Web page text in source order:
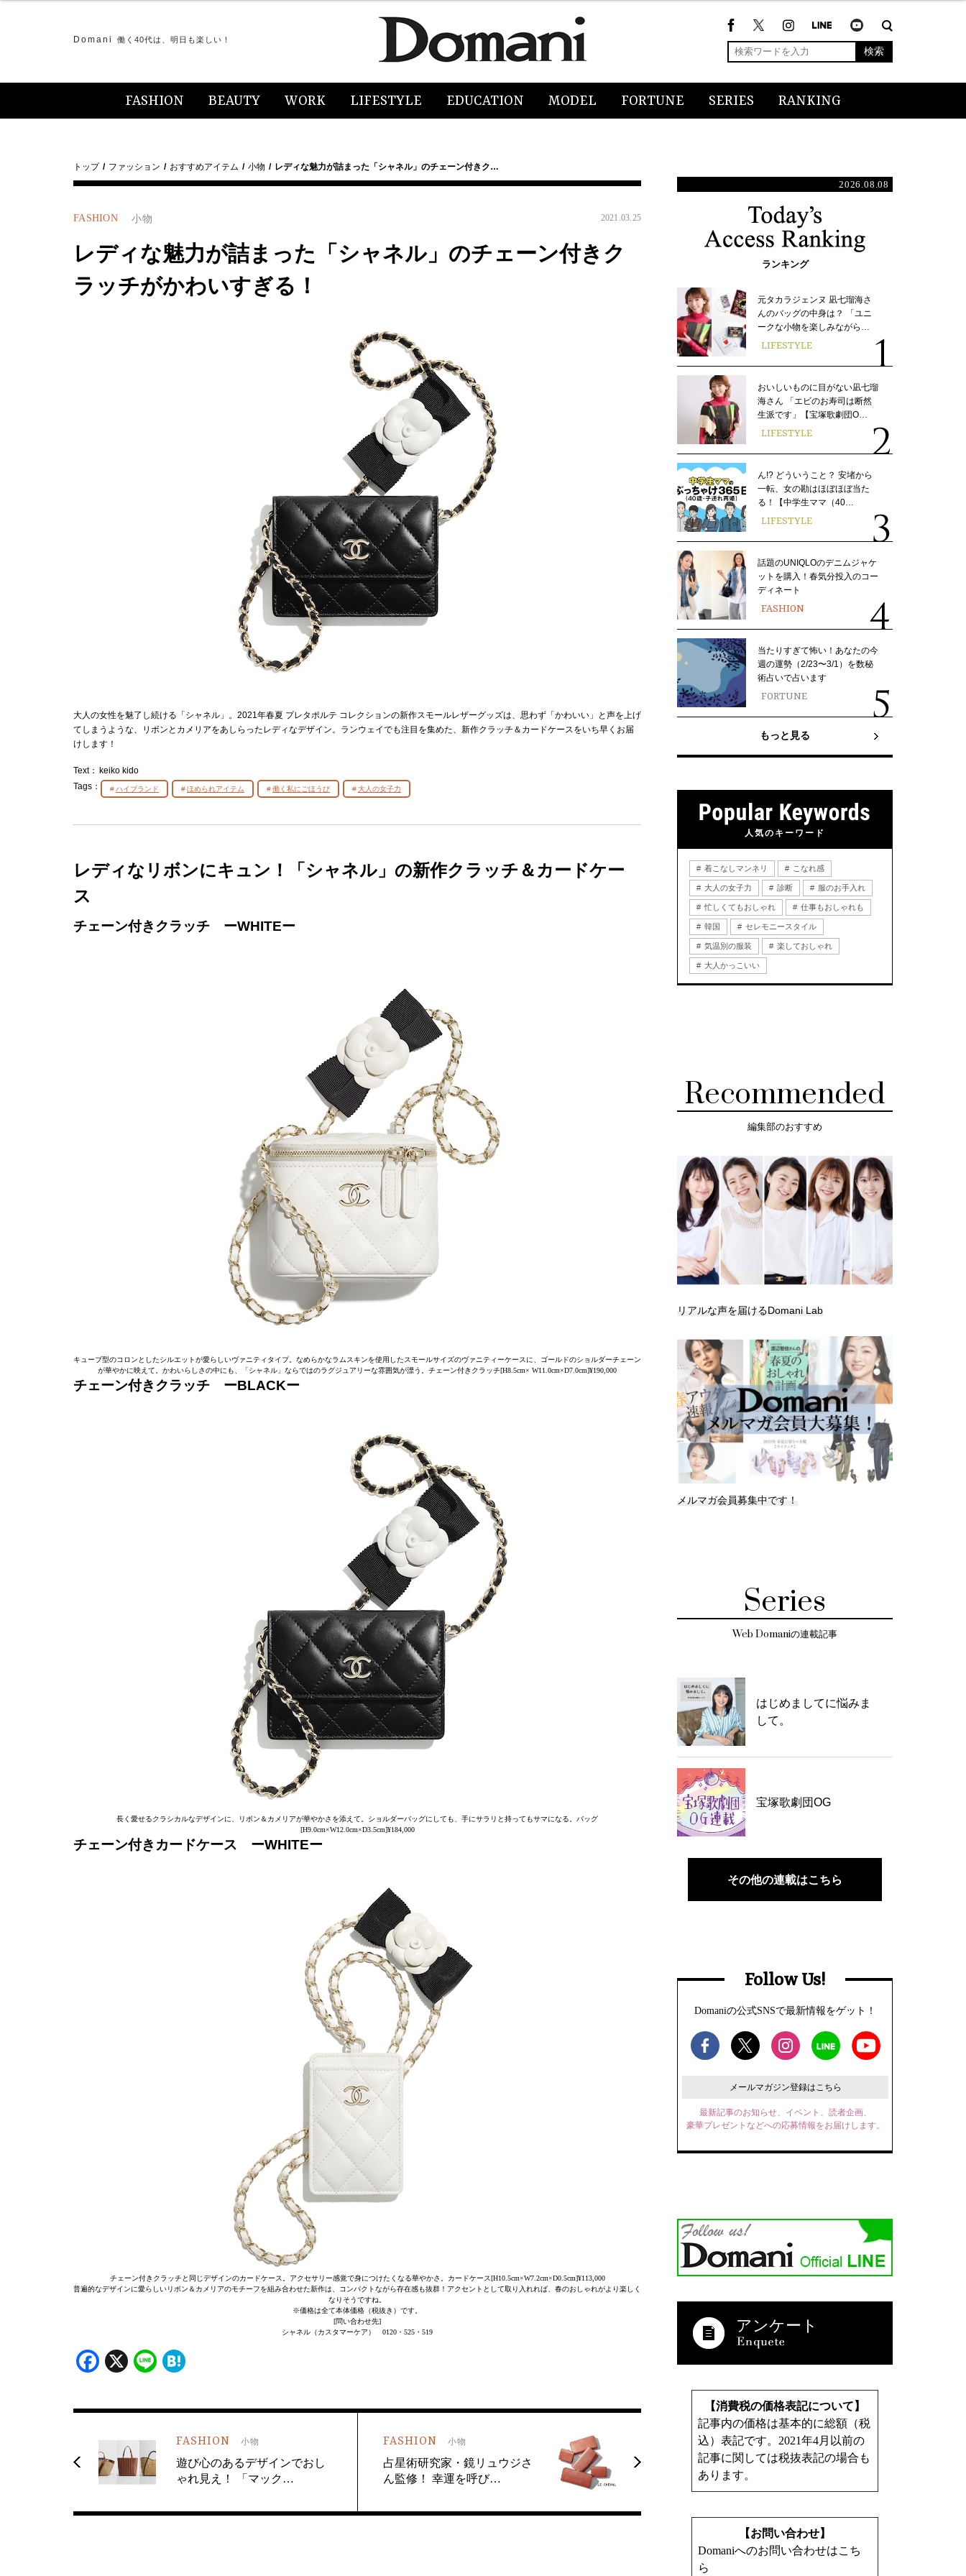
Domani 働く40代は、明日も楽しい！
検索
FASHION BEAUTY WORK LIFESTYLE EDUCATION MODEL FORTUNE SERIES RANKING
トップ ファッション おすすめアイテム 小物 レディな魅力が詰まった「シャネル」のチェーン付きク…
FASHION 小物 2021.03.25
レディな魅力が詰まった「シャネル」のチェーン付きク
ラッチがかわいすぎる！
大人の女性を魅了し続ける「シャネル」。2021年春夏 プレタポルテ コレクションの新作スモールレザーグッズは、思わず「かわいい」と声を上げ
てしまうような、リボンとカメリアをあしらったレディなデザイン。ランウェイでも注目を集めた、新作クラッチ＆カードケースをいち早くお届
けします！
Text： keiko kido
Tags：
ハイブランド ほめられアイテム 働く私にごほうび 大人の女子力
レディなリボンにキュン！「シャネル」の新作クラッチ＆カードケー
ス
チェーン付きクラッチ ーWHITEー
キューブ型のコロンとしたシルエットが愛らしいヴァニティタイプ。なめらかなラムスキンを使用したスモールサイズのヴァニティーケースに、ゴールドのショルダーチェーン
が華やかに映えて。かわいらしさの中にも、「シャネル」ならではのラグジュアリーな雰囲気が漂う。チェーン付きクラッチ[H8.5cm× W11.0cm×D7.0cm]¥190,000
チェーン付きクラッチ ーBLACKー
長く愛せるクラシカルなデザインに、リボン＆カメリアが華やかさを添えて。ショルダーバッグにしても、手にサラリと持ってもサマになる。バッグ
[H9.0cm×W12.0cm×D3.5cm]¥184,000
チェーン付きカードケース ーWHITEー
チェーン付きクラッチと同じデザインのカードケース。アクセサリー感覚で身につけたくなる華やかさ。カードケース[H10.5cm×W7.2cm×D0.5cm]¥113,000
普遍的なデザインに愛らしいリボン＆カメリアのモチーフを組み合わせた新作は、コンパクトながら存在感も抜群！アクセントとして取り入れれば、春のおしゃれがより楽しく
なりそうですね。
※価格は全て本体価格（税抜き）です。
[問い合わせ先]
シャネル（カスタマーケア） 0120・525・519
Facebook
X Line
FASHION 小物
遊び心のあるデザインでおし
ゃれ見え！ 「マック…
FASHION 小物
占星術研究家・鏡リュウジさ
ん監修！ 幸運を呼び…
2026.08.08
ランキング
元タカラジェンヌ 凪七瑠海さ
んのバッグの中身は？ 「ユニ
ークな小物を楽しみながら…
LIFESTYLE
おいしいものに目がない凪七瑠
海さん 「エビのお寿司は断然
生派です」【宝塚歌劇団O…
LIFESTYLE
ん!? どういうこと？ 安堵から
一転、女の勘はほぼほぼ当た
る！【中学生ママ（40…
LIFESTYLE
話題のUNIQLOのデニムジャケ
ットを購入！春気分投入のコー
ディネート
FASHION
当たりすぎて怖い！あなたの今
週の運勢（2/23〜3/1）を数秘
術占いで占います
FORTUNE
もっと見る
人気のキーワード
着こなしマンネリ こなれ感
大人の女子力 診断 服のお手入れ
忙しくてもおしゃれ 仕事もおしゃれも
韓国 セレモニースタイル
気温別の服装 楽しておしゃれ
大人かっこいい
Recommended
編集部のおすすめ
リアルな声を届けるDomani Lab
メルマガ会員募集中です！
Series
Web Domaniの連載記事
はじめましてに悩みま
して。
宝塚歌劇団OG
その他の連載はこちら
Follow Us!
Domaniの公式SNSで最新情報をゲット！
メールマガジン登録はこちら
最新記事のお知らせ、イベント、読者企画、
豪華プレゼントなどへの応募情報をお届けします。
アンケート
【消費税の価格表記について】
記事内の価格は基本的に総額（税
込）表記です。2021年4月以前の
記事に関しては税抜表記の場合も
あります。
【お問い合わせ】
Domaniへのお問い合わせはこち
ら